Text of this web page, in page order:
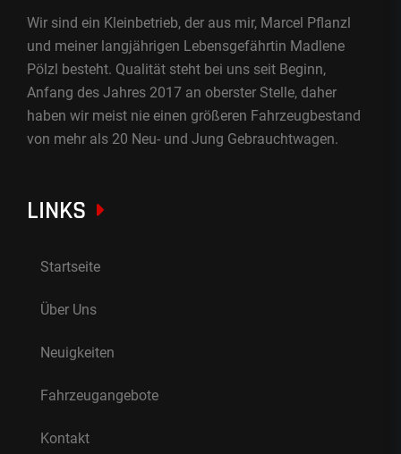
Wir sind ein Kleinbetrieb, der aus mir, Marcel Pflanzl
und meiner langjährigen Lebensgefährtin Madlene
Pölzl besteht. Qualität steht bei uns seit Beginn,
Anfang des Jahres 2017 an oberster Stelle, daher
haben wir meist nie einen größeren Fahrzeugbestand
von mehr als 20 Neu- und Jung Gebrauchtwagen.
LINKS
Startseite
Über Uns
Neuigkeiten
Fahrzeugangebote
Kontakt